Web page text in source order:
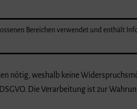
Bereichen verwendet und enthält
nötig, weshalb keine
Die Verarbeitung ist zur